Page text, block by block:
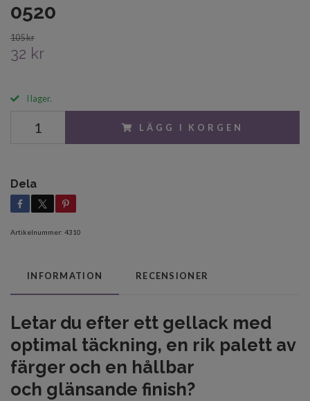
0520
105 kr
32 kr
I lager.
LÄGG I KORGEN
Dela
Artikelnummer: 4310
INFORMATION RECENSIONER
Letar du efter ett gellack med
optimal täckning, en rik palett av
färger och en hållbar
och glänsande finish?